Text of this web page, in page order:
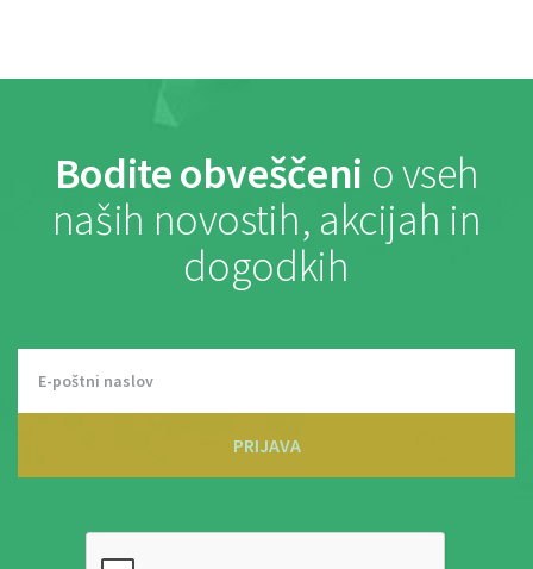
Bodite obveščeni o vseh
naših novostih, akcijah in
dogodkih
PRIJAVA